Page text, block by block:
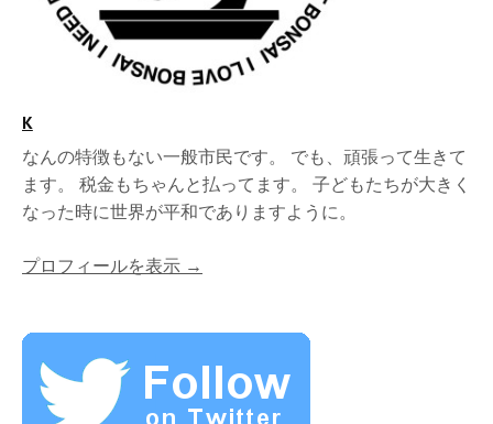
K
なんの特徴もない一般市民です。 でも、頑張って生きて
ます。 税金もちゃんと払ってます。 子どもたちが大きく
なった時に世界が平和でありますように。
プロフィールを表示 →